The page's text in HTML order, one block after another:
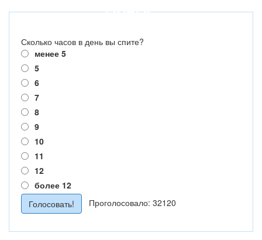
ОПРОС
Сколько часов в день вы спите?
менее 5
5
6
7
8
9
10
11
12
более 12
Проголосовало: 32120